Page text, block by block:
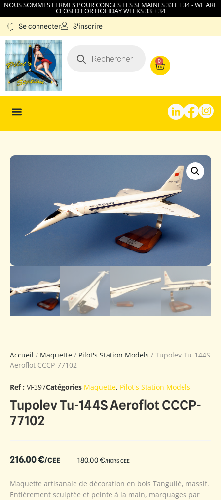
NOUS SOMMES FERMES POUR CONGES LES SEMAINES 33 ET 34 - WE ARE
CLOSED FOR HOLIDAY WEEKS 33 + 34
Se connecter S'inscrire
0
Accueil / Maquette / Pilot's Station Models / Tupolev Tu-144S
Aeroflot CCCP-77102
Ref : VF397Catégories Maquette, Pilot's Station Models
Tupolev Tu-144S Aeroflot CCCP-
77102
216.00€/CEE 180.00€/HORS CEE
Maquette artisanale de décoration en bois Tanguilé, massif.
Entièrement sculptée et peinte à la main, marquages par